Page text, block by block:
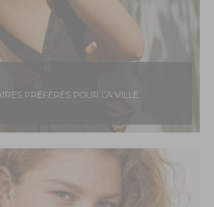
PRÉFÉRÉS POUR LA VILLE